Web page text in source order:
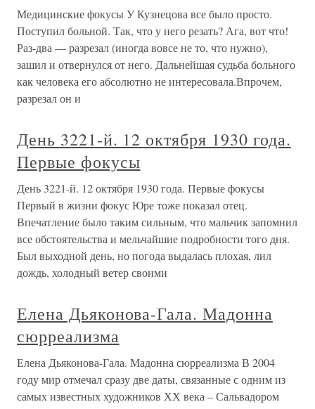
Медицинские фокусы У Кузнецова все было просто.
Поступил больной. Так, что у него резать? Ага, вот что!
Раз-два — разрезал (иногда вовсе не то, что нужно),
зашил и отвернулся от него. Дальнейшая судьба больного
как человека его абсолютно не интересовала.Впрочем,
разрезал он и
День 3221-й. 12 октября 1930 года.
Первые фокусы
День 3221-й. 12 октября 1930 года. Первые фокусы
Первый в жизни фокус Юре тоже показал отец.
Впечатление было таким сильным, что мальчик запомнил
все обстоятельства и мельчайшие подробности того дня.
Был выходной день, но погода выдалась плохая, лил
дождь, холодный ветер своими
Елена Дьяконова-Гала. Мадонна
сюрреализма
Елена Дьяконова-Гала. Мадонна сюрреализма В 2004
году мир отмечал сразу две даты, связанные с одним из
самых известных художников ХХ века – Сальвадором